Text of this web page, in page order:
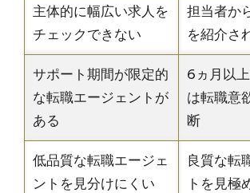
主体的に幅広い求人を
チェックできない
担当者か
を紹介さ
サポート期間が限定的
な転職エージェントが
ある
6ヵ月以
は転職意
断
低品質な転職エージェ
ントを見分けにくい
良質な転
トを見極